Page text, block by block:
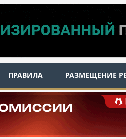
ПРАВИЛА РАЗМЕЩЕНИЕ